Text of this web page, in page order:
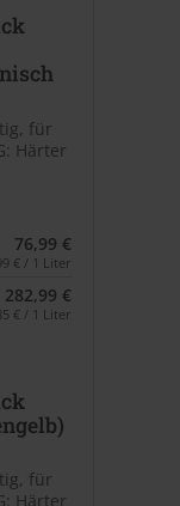
für
Härter
76,99 €
€ / 1 Liter
282,99 €
€ / 1 Liter
für
Härter